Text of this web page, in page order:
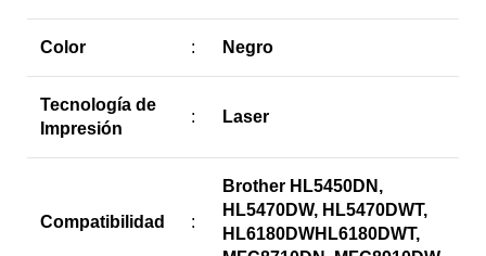
Color : Negro
Tecnología de
Impresión
: Laser
Compatibilidad :
Brother HL5450DN,
HL5470DW, HL5470DWT,
HL6180DWHL6180DWT,